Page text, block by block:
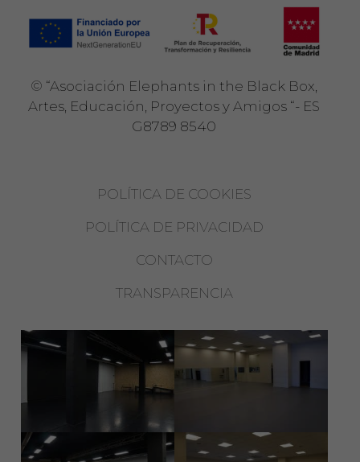
© “Asociación Elephants in the Black Box,
Artes, Educación, Proyectos y Amigos “- ES
G8789 8540
POLÍTICA DE COOKIES
POLÍTICA DE PRIVACIDAD
CONTACTO
TRANSPARENCIA